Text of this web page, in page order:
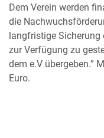
Dem Verein werden
die
langfristige
zur Verfügung zu
dem e.V übergeben.”
Euro.